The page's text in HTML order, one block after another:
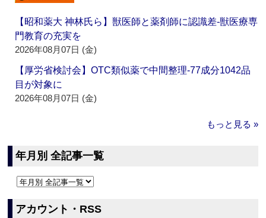
【昭和薬大 神林氏ら】獣医師と薬剤師に認識差‐獣医療専
門教育の充実を
2026年08月07日 (金)
【厚労省検討会】OTC類似薬で中間整理‐77成分1042品
目が対象に
2026年08月07日 (金)
もっと見る »
年月別 全記事一覧
アカウント・RSS